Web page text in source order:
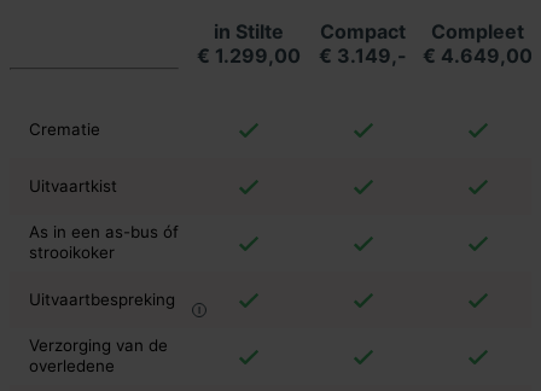
in Stilte
€ 1.299,00
Compact
€ 3.149,-
Compleet
€ 4.649,00
Crematie
Uitvaartkist
As in een as-bus óf
strooikoker
Uitvaartbespreking
Verzorging van de
overledene